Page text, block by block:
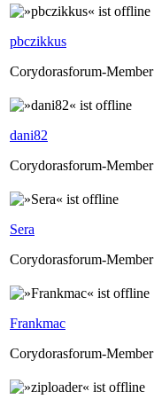
pbczikkus
Corydorasforum-Member
dani82
Corydorasforum-Member
Sera
Corydorasforum-Member
Frankmac
Corydorasforum-Member